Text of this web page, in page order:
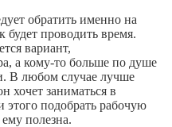
обратить именно на
будет проводить время.
вариант,
а кому-то больше по душе
В любом случае лучше
хочет заниматься в
этого подобрать рабочую
полезна.